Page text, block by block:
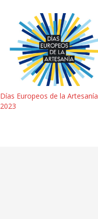
Días Europeos de la Artesanía
2023